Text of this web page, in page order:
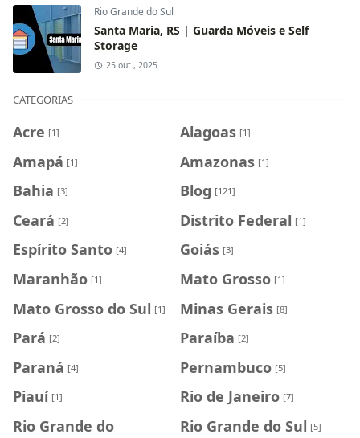
Rio Grande do Sul
Santa Maria, RS | Guarda Móveis e Self
Storage
25 out., 2025
CATEGORIAS
Acre [1] Alagoas [1]
Amapá [1] Amazonas [1]
Bahia [3] Blog [121]
Ceará [2] Distrito Federal [1]
Espírito Santo [4] Goiás [3]
Maranhão [1] Mato Grosso [1]
Mato Grosso do Sul [1] Minas Gerais [8]
Pará [2] Paraíba [2]
Paraná [4] Pernambuco [5]
Piauí [1] Rio de Janeiro [7]
Rio Grande do
Rio Grande do Sul [5]